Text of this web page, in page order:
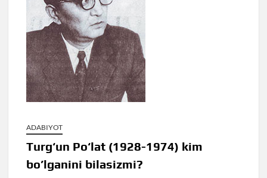
ADABIYOT
Turg‘un Po‘lat (1928-1974) kim
bo’lganini bilasizmi?